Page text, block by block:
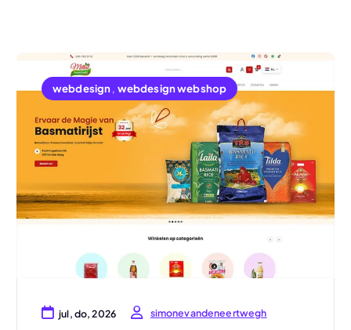
webdesign, webdesign webshop
jul, do, 2026 simonevandeneertwegh